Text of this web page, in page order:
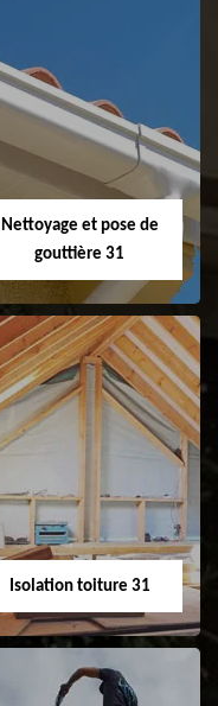
Etanchéité de
faitage et faitière
31
Nettoyage et pose de
gouttière 31
Nettoyage et pose
Isolation toiture 31